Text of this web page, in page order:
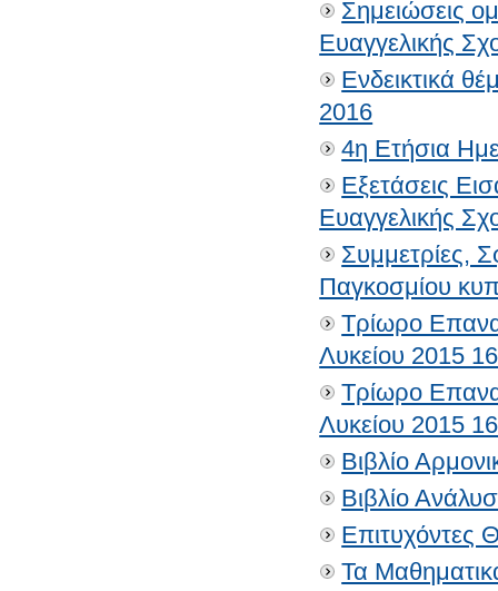
Σημειώσεις
Ευαγγελικής
Ενδεικτικά
2016
4η Ετήσια
Εξετάσεις
Ευαγγελικής
Συμμετρίες,
Παγκοσμίου
Τρίωρο
Λυκείου 2015 16
Τρίωρο
Λυκείου 2015 16
Βιβλίο
Βιβλίο
Επιτυχόντες
Τα